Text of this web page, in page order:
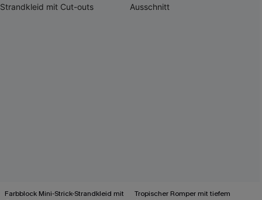
Farbblock Mini-Strick-Strandkleid mit
Tropischer Romper mit tiefem